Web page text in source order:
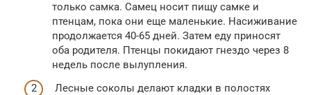
только самка. Самец носит пищу самке и
птенцам, пока они еще маленькие. Насиживание
продолжается 40-65 дней. Затем еду приносят
оба родителя. Птенцы покидают гнездо через 8
недель после вылупления.
Лесные соколы делают кладки в полостях